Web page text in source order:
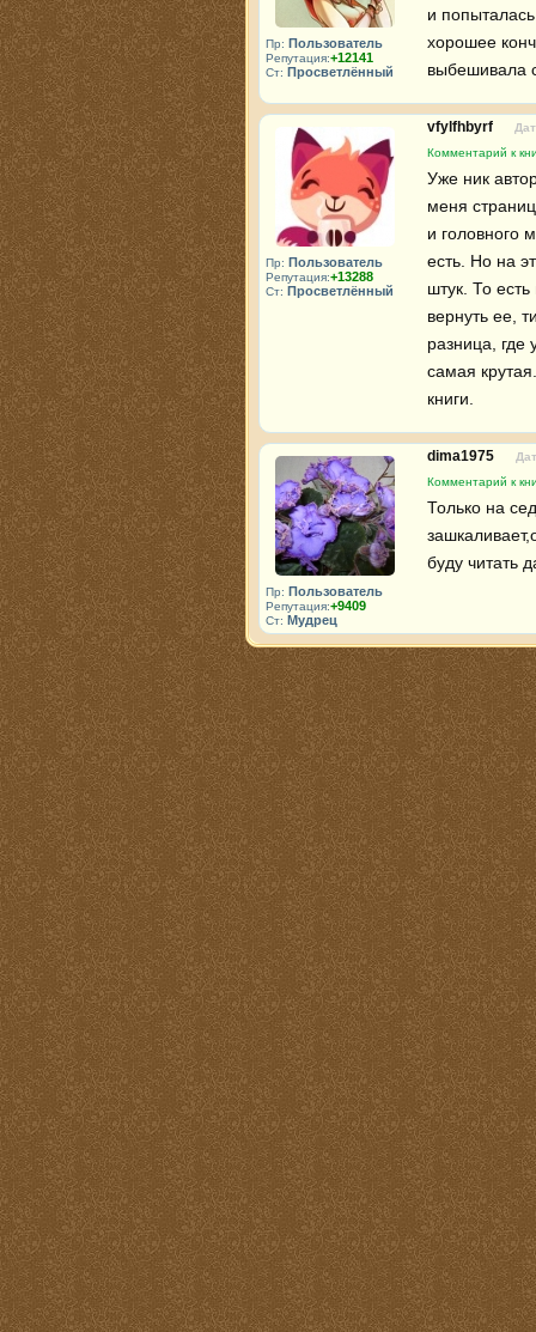
Пр: Пользователь
Репутация:+12141
Ст: Просветлённый
и
хорошее
выбешивала
Пр: Пользователь
Репутация:+13288
Ст: Просветлённый
vfylfhbyrf
Комментарий к
Уже ник
меня
и головного
есть. Но на
штук. То
вернуть ее,
разница,
самая
книги.
Пр: Пользователь
Репутация:+9409
Ст: Мудрец
dima1975
Комментарий к
Только на
буду читать